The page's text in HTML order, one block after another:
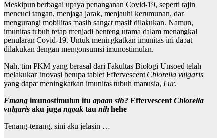
Meskipun berbagai upaya penanganan Covid-19, seperti rajin
mencuci tangan, menjaga jarak, menjauhi kerumunan, dan
mengurangi mobilitas masih sangat masif dilakukan. Namun,
imunitas tubuh tetap menjadi benteng utama dalam menangkal
penularan Covid-19. Untuk meningkatkan imunitas ini dapat
dilakukan dengan mengonsumsi imunostimulan.
Nah, tim PKM yang berasal dari Fakultas Biologi Unsoed telah
melakukan inovasi berupa tablet Effervescent Chlorella vulgaris
yang dapat meningkatkan imunitas tubuh manusia, Lur.
Emang imunostimulun itu apaan sih? EffervescentChlorella
vulgaris aku juga nggak tau nih hehe
Tenang-tenang, sini aku jelasin …